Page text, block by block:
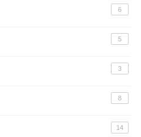
6
5
3
8
14